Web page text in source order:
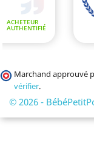
Marchand approuvé
vérifier.
© 2026 -